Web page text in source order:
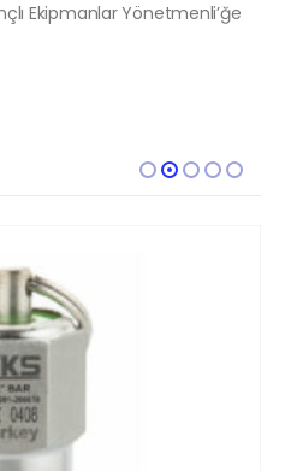
Ekipmanlar Yönetmenli’ğe